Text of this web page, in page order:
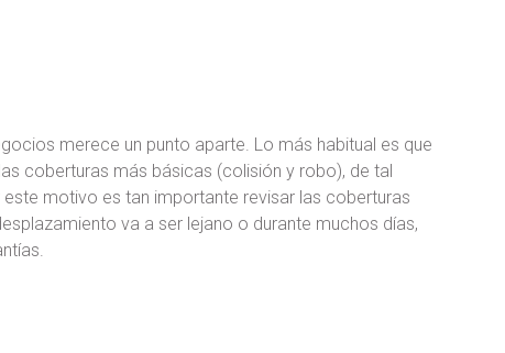
merece un punto aparte. Lo más habitual es que
coberturas más básicas (colisión y robo), de tal
motivo es tan importante revisar las coberturas
va a ser lejano o durante muchos días,